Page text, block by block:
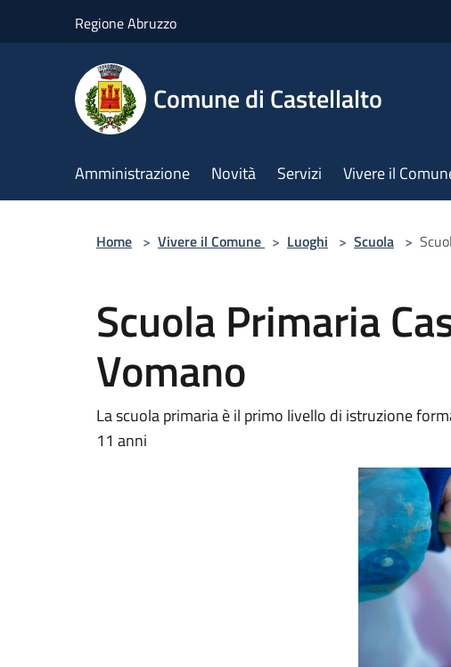
Regione Abruzzo
Comune di Castellalto
Amministrazione Novità Servizi Vivere il
Home > Vivere il Comune > Luoghi > Scuola >
Scuola Primaria
Vomano
La scuola primaria è il primo livello di istruzione
11 anni